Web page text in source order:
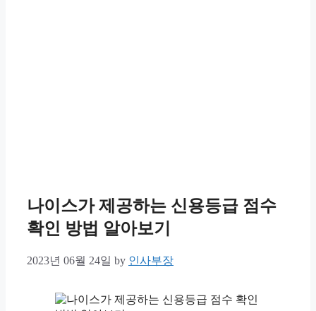
나이스가 제공하는 신용등급 점수
확인 방법 알아보기
2023년 06월 24일 by 인사부장